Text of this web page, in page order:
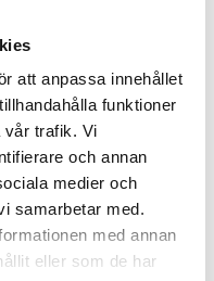
att anpassa innehållet
funktioner
vår trafik. Vi
och annan
medier och
samarbetar med.
med annan
eller som de har
KÖP
Finns i lager